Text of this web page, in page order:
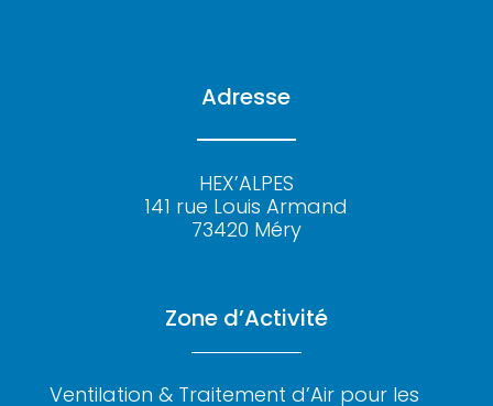
Adresse
HEX’ALPES
141 rue Louis Armand
73420 Méry
Zone d’Activité
Ventilation & Traitement d’Air pour les